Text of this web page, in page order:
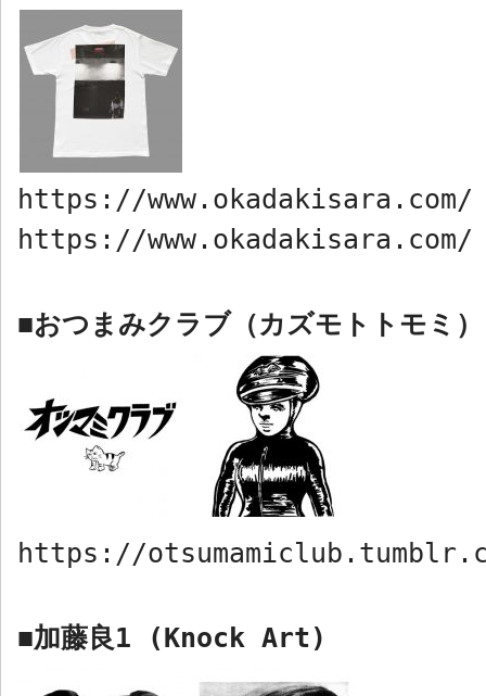
https://www.okadakisara.com/
https://www.okadakisara.com/
■おつまみクラブ（カズモトトモミ）
https://
■加藤良1 (Knock Art)